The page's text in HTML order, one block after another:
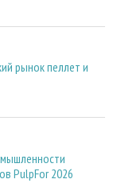
рынок пеллет и
PulpFor 2026